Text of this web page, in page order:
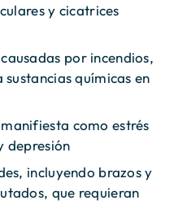
y cicatrices
por incendios,
químicas en
como estrés
depresión
incluyendo brazos y
que requieran